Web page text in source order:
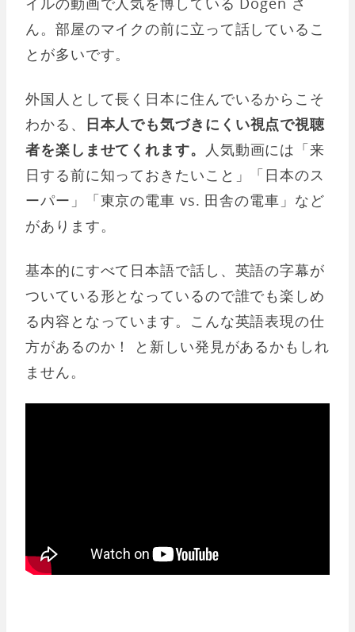
ん。部屋のマイクの前に立って話しているこ
とが多いです。
外国人として長く日本に住んでいるからこそ
わかる、 日本人でも気づきにくい視点で視聴
者を楽しませてくれます。
人気動画には「来
日する前に知っておきたいこと」「日本のス
ーパー」「東京の電車 vs. 田舎の電車」など
があります。
基本的にすべて日本語で話し、英語の字幕が
ついている形となっているので誰でも楽しめ
る内容となっています。こんな英語表現の仕
方があるのか！ と新しい発見があるかもしれ
ません。